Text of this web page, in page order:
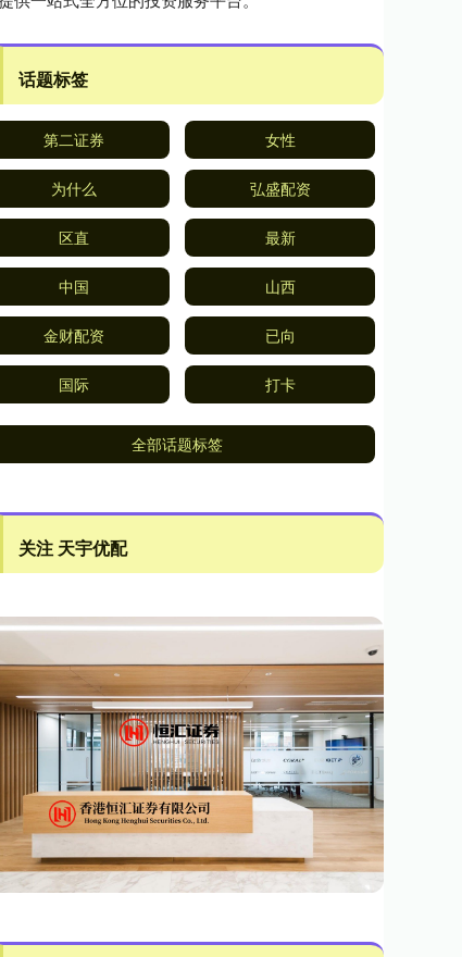
话题标签
第二证券 女性
为什么 弘盛配资
区直 最新
中国 山西
金财配资 已向
国际 打卡
全部话题标签
关注 天宇优配